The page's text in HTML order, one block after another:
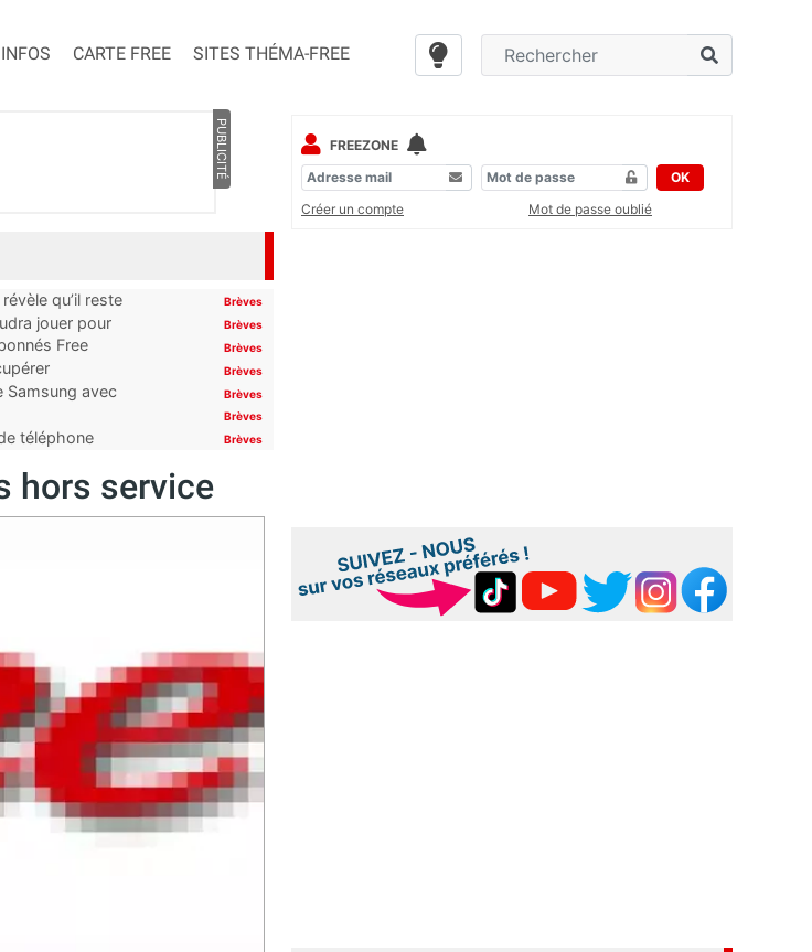
CARTE FREE SITES THÉMA-FREE
PUBLICITÉ
qu’il reste
Brèves
jouer pour
Brèves
Free
Brèves
Brèves
Samsung avec
Brèves
Brèves
téléphone
Brèves
hors service
FREEZONE
OK
Créer un compte
Mot de passe oublié